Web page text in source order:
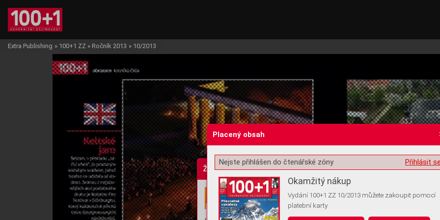
Žádost o souhlas s ukládáním volitelných informací
Extra Publishing » 100+1 ZZ » Ročník 2013 » 10/2013
Placený obsah
Přihlásit
Nejste přihlášen do čtenářské zóny
Okamžitý nákup
Vydání 100+1 ZZ 10/2013 můžete zakoupit pomocí
platební karty